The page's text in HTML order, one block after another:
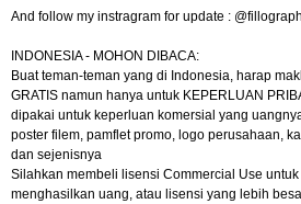
And follow my instragram for update :
INDONESIA - MOHON DIBACA:
Buat teman-teman yang di Indonesia, harap
GRATIS namun hanya untuk KEPERLUAN
dipakai untuk keperluan komersial yang
poster filem, pamflet promo, logo perusahaan,
dan sejenisnya
Silahkan membeli lisensi Commercial Use
menghasilkan uang, atau lisensi yang lebih